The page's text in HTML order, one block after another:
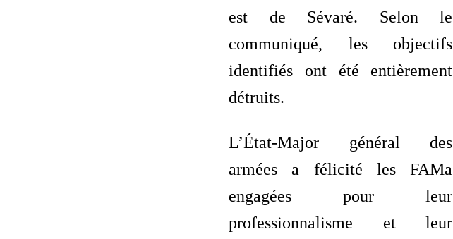
est de Sévaré. Selon le
communiqué, les objectifs
identifiés ont été entièrement
détruits.
L’État-Major général des
armées a félicité les FAMa
engagées pour leur
professionnalisme et leur